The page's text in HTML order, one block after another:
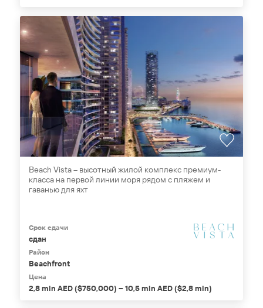
Beach Vista – высотный жилой комплекс премиум-
класса на первой линии моря рядом с пляжем и
гаванью для яхт
Срок сдачи
сдан
Район
Beachfront
Цена
2,8 mln AED ($750,000) – 10,5 mln AED ($2,8 mln)